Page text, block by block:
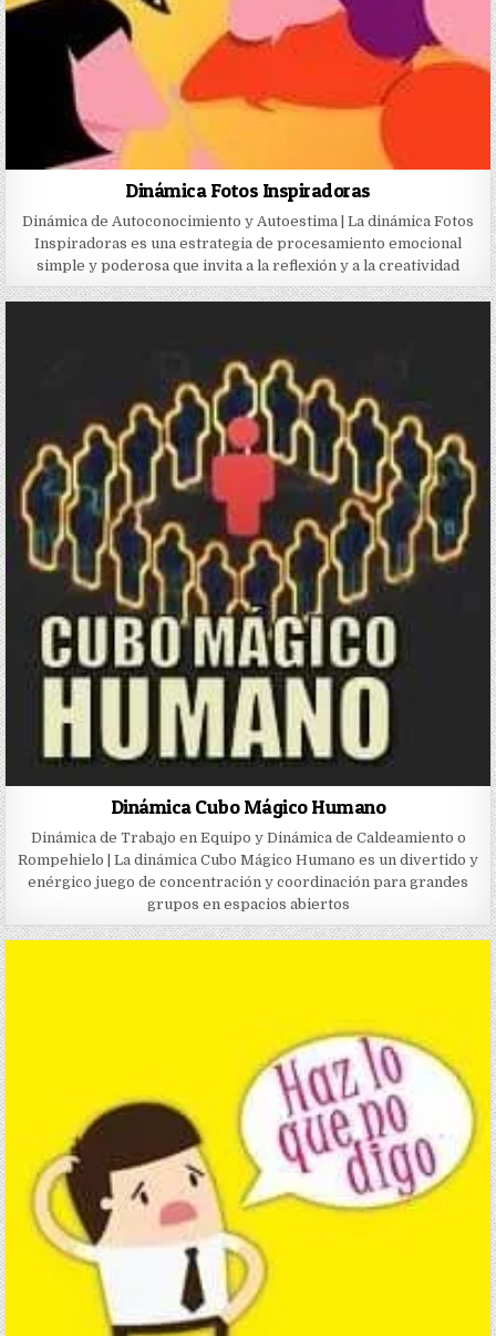
Dinámica Fotos Inspiradoras
Dinámica de Autoconocimiento y Autoestima | La dinámica Fotos
Inspiradoras es una estrategia de procesamiento emocional
simple y poderosa que invita a la reflexión y a la creatividad
Dinámica Cubo Mágico Humano
Dinámica de Trabajo en Equipo y Dinámica de Caldeamiento o
Rompehielo | La dinámica Cubo Mágico Humano es un divertido y
enérgico juego de concentración y coordinación para grandes
grupos en espacios abiertos